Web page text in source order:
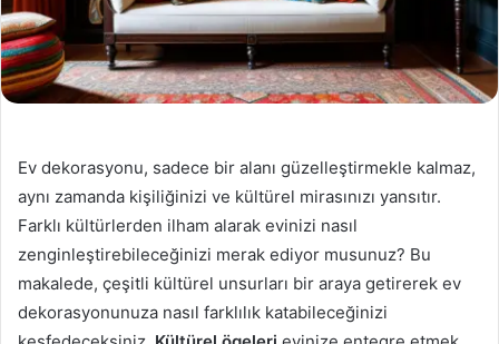
Ev dekorasyonu, sadece bir alanı güzelleştirmekle kalmaz,
aynı zamanda kişiliğinizi ve kültürel mirasınızı yansıtır.
Farklı kültürlerden ilham alarak evinizi nasıl
zenginleştirebileceğinizi merak ediyor musunuz? Bu
makalede, çeşitli kültürel unsurları bir araya getirerek ev
dekorasyonunuza nasıl farklılık katabileceğinizi